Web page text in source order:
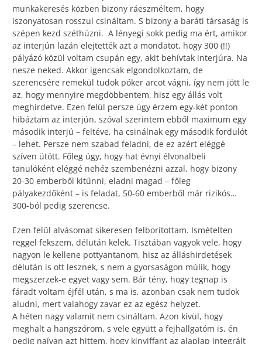
munkakeresés közben bizony ráeszméltem, hogy
iszonyatosan rosszul csináltam. S bizony a baráti társaság is
szépen kezd széthúzni. A lényegi sokk pedig ma ért, amikor
az interjún lazán elejtették azt a mondatot, hogy 300 (!!)
pályázó közül voltam csupán egy, akit behívtak interjúra. Na
nesze neked. Akkor igencsak elgondolkoztam, de
szerencsére remekül tudok póker arcot vágni, így nem jött le
az, hogy mennyire megdöbbentem, hisz egy állás volt
meghirdetve. Ezen felül persze úgy érzem egy-két ponton
hibáztam az interjún, szóval szerintem ebből maximum egy
második interjú – feltéve, ha csinálnak egy második fordulót
– lehet. Persze nem szabad feladni, de ez azért eléggé
szíven ütött. Főleg úgy, hogy hat évnyi élvonalbeli
tanulóként eléggé nehéz szembenézni azzal, hogy bizony
20-30 emberből kitűnni, eladni magad – főleg
pályakezdőként – is feladat, 50-60 emberből már rizikós…
300-ból pedig szerencse.
Ezen felül alvásomat sikeresen felborítottam. Ismételten
reggel fekszem, délután kelek. Tisztában vagyok vele, hogy
nagyon le kellene pottyantanom, hisz az álláshirdetések
délután is ott lesznek, s nem a gyorsaságon múlik, hogy
megszerzek-e egyet vagy sem. Bár tény, hogy tegnap is
fáradt voltam éjfél után, s ma is, azonban csak nem tudok
aludni, mert valahogy zavar ez az egész helyzet.
A héten nagy valamit nem csináltam. Azon kívül, hogy
meghalt a hangszórom, s vele együtt a fejhallgatóm is, én
pedig naívan azt hittem, hogy kinyiffant az alaplap integrált